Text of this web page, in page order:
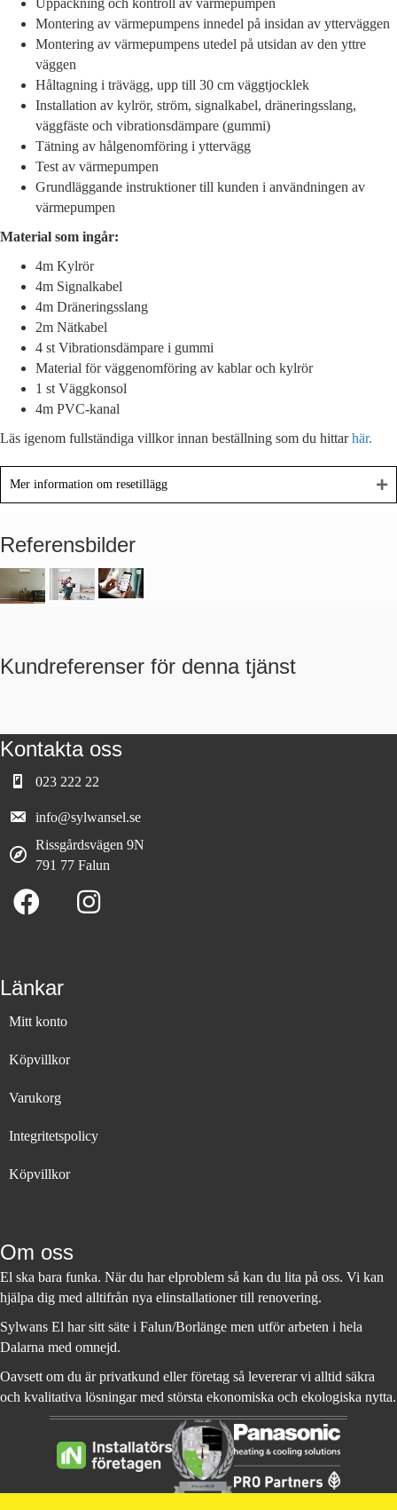
Montering av värmepumpens innedel på insidan av ytterväggen
Montering av värmepumpens utedel på utsidan av den yttre
väggen
Håltagning i trävägg, upp till 30 cm väggtjocklek
Installation av kylrör, ström, signalkabel, dräneringsslang,
väggfäste och vibrationsdämpare (gummi)
Tätning av hålgenomföring i yttervägg
Test av värmepumpen
Grundläggande instruktioner till kunden i användningen av
värmepumpen
Material som ingår:
4m Kylrör
4m Signalkabel
4m Dräneringsslang
2m Nätkabel
4 st Vibrationsdämpare i gummi
Material för väggenomföring av kablar och kylrör
1 st Väggkonsol
4m PVC-kanal
Läs igenom fullständiga villkor innan beställning som du hittarhär.
Mer information om resetillägg
Referensbilder
Kundreferenser för denna tjänst
Kontakta oss
023 222 22
info@sylwansel.se
Rissgårdsvägen 9N
791 77 Falun
Länkar
Mitt konto
Köpvillkor
Varukorg
Integritetspolicy
Köpvillkor
Om oss
El ska bara funka. När du har elproblem så kan du lita på oss. Vi kan
hjälpa dig med alltifrån nya elinstallationer till renovering.
Sylwans El har sitt säte i Falun/Borlänge men utför arbeten i hela
Dalarna med omnejd.
Oavsett om du är privatkund eller företag så levererar vi alltid säkra
och kvalitativa lösningar med största ekonomiska och ekologiska nytta.